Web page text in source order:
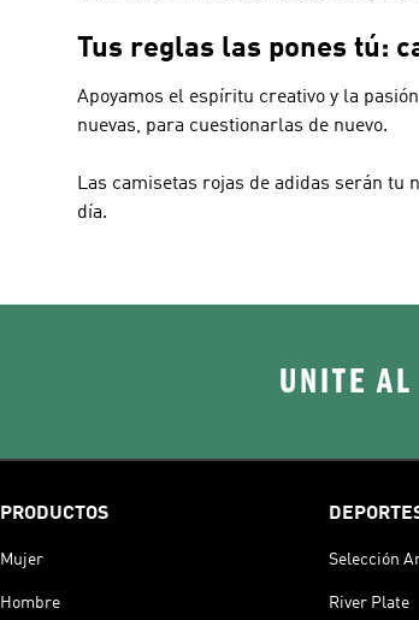
Tus reglas las pones tú:
Apoyamos el espíritu creativo y la
nuevas, para cuestionarlas de nuevo.
Las camisetas rojas de adidas serán tu
día.
UNITE
PRODUCTOS
Mujer
Hombre
Selección
River Plate